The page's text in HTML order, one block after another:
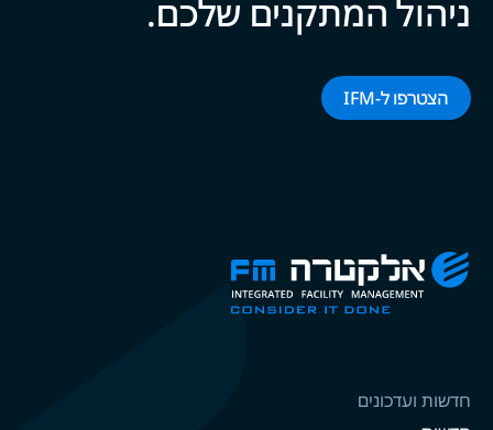
ניהול המתקנים של‍‍כם.
הצטרפו ל-‌‌IFM‌‌
חדשות ועדכונים